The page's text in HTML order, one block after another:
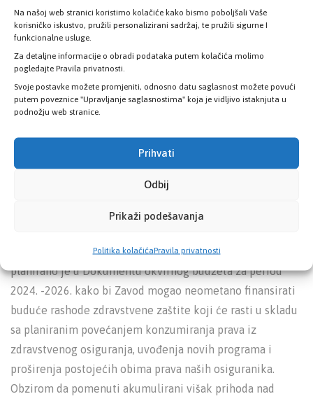
Na našoj web stranici koristimo kolačiće kako bismo poboljšali Vaše
korisničko iskustvo, pružili personalizirani sadržaj, te pružili sigurne I
funkcionalne usluge.
Za detaljne informacije o obradi podataka putem kolačića molimo
pogledajte Pravila privatnosti.
Svoje postavke možete promjeniti, odnosno datu saglasnost možete povući
putem poveznice "Upravljanje saglasnostima" koja je vidljivo istaknjuta u
podnožju web stranice.
Prihvati
Odbij
Prikaži podešavanja
Politika kolačićaPravila privatnosti
rashodima u periodu 2017.godina do danas, dakle u
periodu od 6 godina. Nije tačna tvrdnja da su ta sredstva
oročena i da se ne koriste. Finansijskim planom Zavoda
zdravstvenog osiguranja KS za 2023. godinu je kao jedan
od izvora finansiranja rashoda zdravstvene zaštite
planirano korištenje 20.900.000 KM iz pomenutog
godina kako bi se obezbjedila sredstava potrebna za
pomenuta povećanja prava kako zdravstvenih radnika
tako i naših osiguranika a koja ne bi mogla biti
finansirana samo iz tekućih prihoda od doprinosa.
rashodima za pokriće troškova zdravstvene zaštite
planirano je u Dokumentu okvirnog budžeta za period
2024. -2026. kako bi Zavod mogao neometano finansirati
buduće rashode zdravstvene zaštite koji će rasti u skladu
sa planiranim povećanjem konzumiranja prava iz
zdravstvenog osiguranja, uvođenja novih programa i
proširenja postojećih obima prava naših osiguranika.
Obzirom da pomenuti akumulirani višak prihoda nad